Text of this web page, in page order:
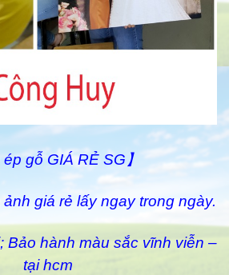
ép gỗ GIÁ RẺ SG】
giá rẻ lấy ngay trong ngày.
Bảo hành màu sắc vĩnh viễn –
tại hcm